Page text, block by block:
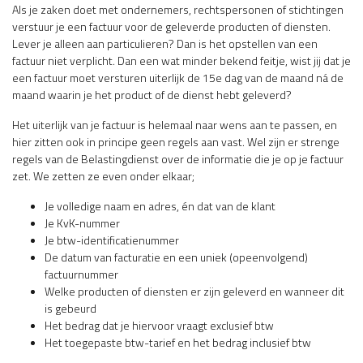
Als je zaken doet met ondernemers, rechtspersonen of stichtingen
verstuur je een factuur voor de geleverde producten of diensten.
Lever je alleen aan particulieren? Dan is het opstellen van een
factuur niet verplicht. Dan een wat minder bekend feitje, wist jij dat je
een factuur moet versturen uiterlijk de 15e dag van de maand ná de
maand waarin je het product of de dienst hebt geleverd?
Het uiterlijk van je factuur is helemaal naar wens aan te passen, en
hier zitten ook in principe geen regels aan vast. Wel zijn er strenge
regels van de Belastingdienst over de informatie die je op je factuur
zet. We zetten ze even onder elkaar;
Je volledige naam en adres, én dat van de klant
Je KvK-nummer
Je btw-identificatienummer
De datum van facturatie en een uniek (opeenvolgend)
factuurnummer
Welke producten of diensten er zijn geleverd en wanneer dit
is gebeurd
Het bedrag dat je hiervoor vraagt exclusief btw
Het toegepaste btw-tarief en het bedrag inclusief btw